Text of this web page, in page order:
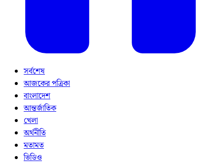
সর্বশেষ
আজকের পত্রিকা
বাংলাদেশ
আন্তর্জাতিক
খেলা
অর্থনীতি
মতামত
ভিডিও